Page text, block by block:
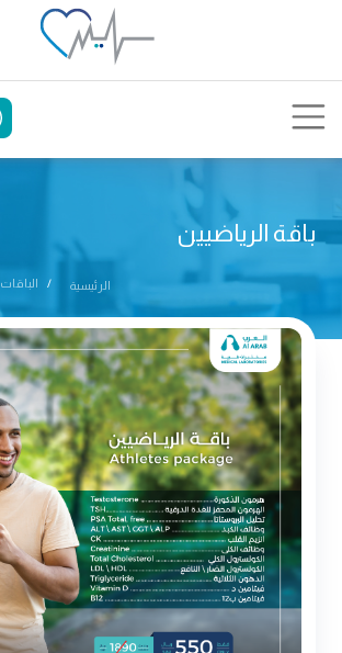
باقة الرياضيين
الرئيسية الباقات